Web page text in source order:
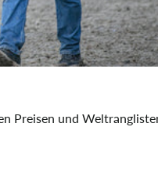
Preisen und